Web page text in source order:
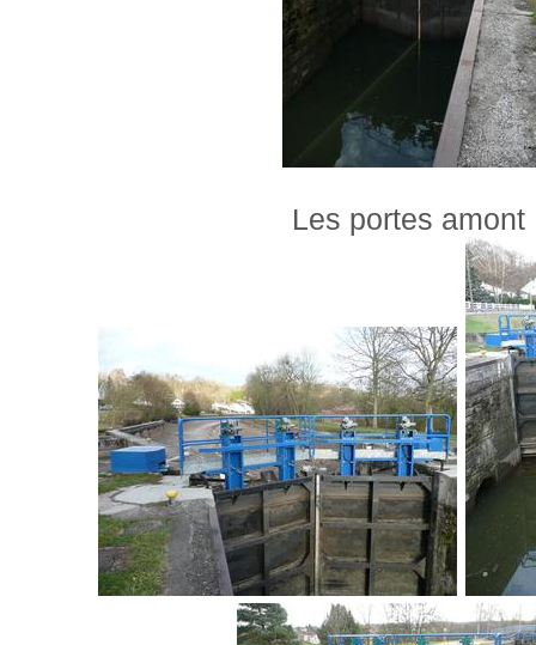
Les portes amont